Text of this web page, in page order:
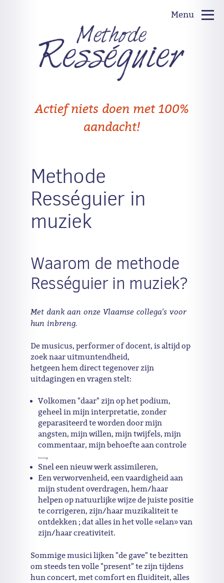
Menu
Actief niets doen met 100%
aandacht!
Methode
Rességuier in
muziek
Waarom de methode
Rességuier in muziek?
Met dank aan onze Vlaamse collega's voor
hun inbreng.
De musicus, performer of docent, is altijd op
zoek naar uitmuntendheid,
hetgeen hem direct tegenover zijn
uitdagingen en vragen stelt:
Volkomen "daar" zijn op het podium,
geheel in mijn interpretatie, zonder
geparasiteerd te worden door mijn
angsten, mijn willen, mijn twijfels, mijn
commentaar, mijn behoefte aan controle
....,
Snel een nieuw werk assimileren,
Een verworvenheid, een vaardigheid aan
mijn student overdragen, hem/haar
helpen op natuurlijke wijze de juiste positie
te corrigeren, zijn/haar muzikaliteit te
ontdekken ; dat alles in het volle «elan» van
zijn/haar creativiteit.
Sommige musici lijken "de gave" te bezitten
om steeds ten volle "present" te zijn tijdens
hun concert, met comfort en fluïditeit, alles